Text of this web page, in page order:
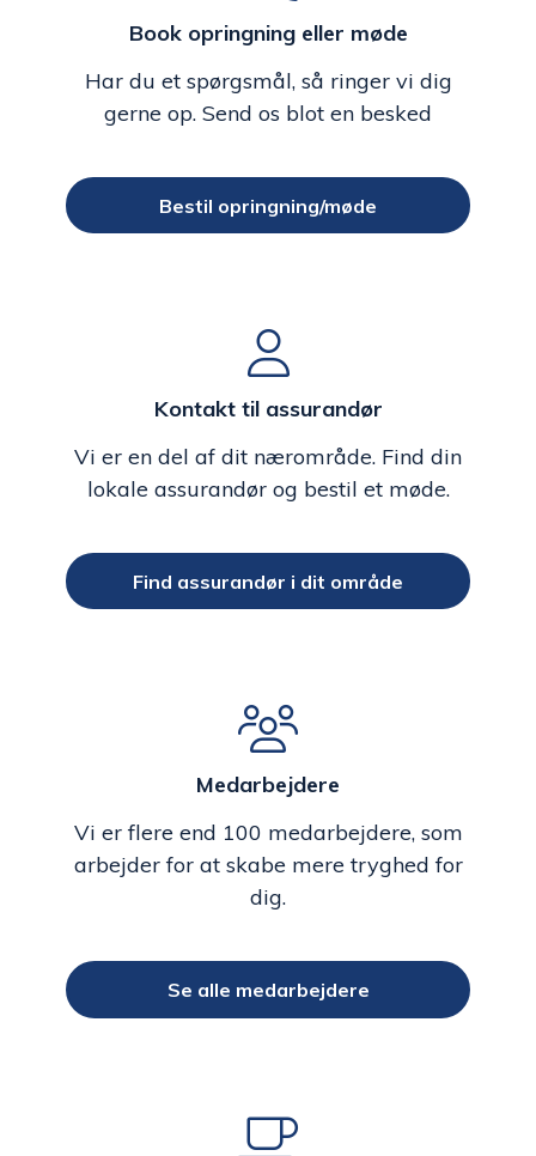
Book opringning eller møde
Har du et spørgsmål, så ringer vi dig
gerne op. Send os blot en besked
Bestil opringning/møde
Kontakt til assurandør
Vi er en del af dit nærområde. Find din
lokale assurandør og bestil et møde.
Find assurandør i dit område
Medarbejdere
Vi er flere end 100 medarbejdere, som
arbejder for at skabe mere tryghed for
dig.
Se alle medarbejdere